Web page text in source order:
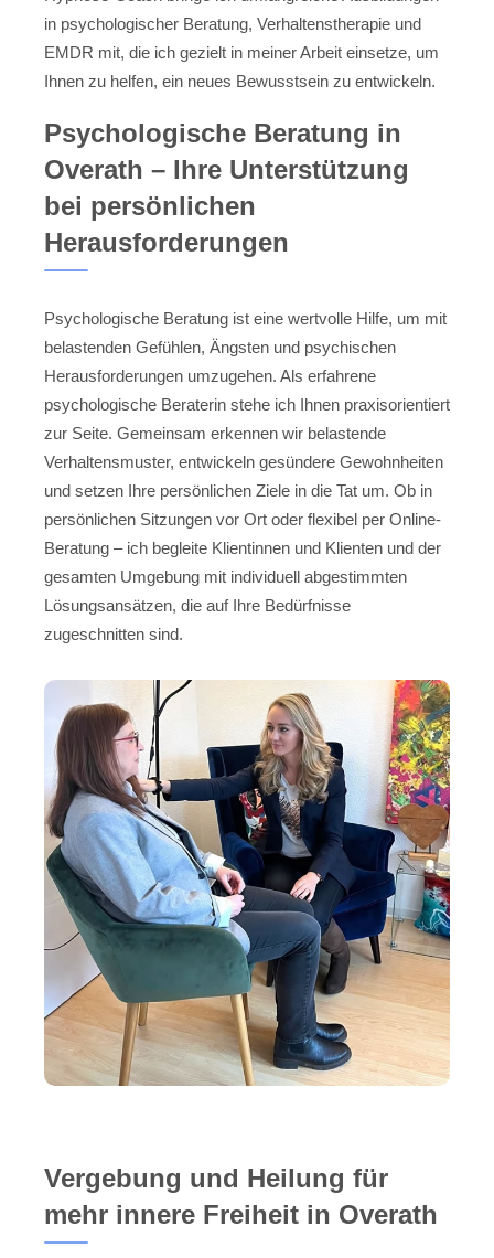
in psychologischer Beratung, Verhaltenstherapie und
EMDR mit, die ich gezielt in meiner Arbeit einsetze, um
Ihnen zu helfen, ein neues Bewusstsein zu entwickeln.
Psychologische Beratung in
Overath – Ihre Unterstützung
bei persönlichen
Herausforderungen
Psychologische Beratung ist eine wertvolle Hilfe, um mit
belastenden Gefühlen, Ängsten und psychischen
Herausforderungen umzugehen. Als erfahrene
psychologische Beraterin stehe ich Ihnen praxisorientiert
zur Seite. Gemeinsam erkennen wir belastende
Verhaltensmuster, entwickeln gesündere Gewohnheiten
und setzen Ihre persönlichen Ziele in die Tat um. Ob in
persönlichen Sitzungen vor Ort oder flexibel per Online-
Beratung – ich begleite Klientinnen und Klienten und der
gesamten Umgebung mit individuell abgestimmten
Lösungsansätzen, die auf Ihre Bedürfnisse
zugeschnitten sind.
Vergebung und Heilung für
mehr innere Freiheit in Overath